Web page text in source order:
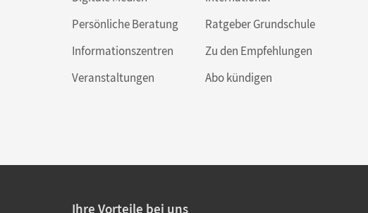
Persönliche Beratung
Informationszentren
Veranstaltungen
Ratgeber Grundschule
Zu den Empfehlungen
Abo kündigen
Ihre Vorteile bei uns